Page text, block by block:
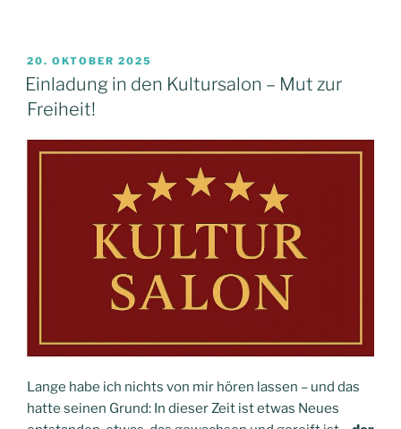
VERÖFFENTLICHT
AM
20. OKTOBER 2025
Einladung in den Kultursalon – Mut zur
Freiheit!
Lange habe ich nichts von mir hören lassen – und das
hatte seinen Grund: In dieser Zeit ist etwas Neues